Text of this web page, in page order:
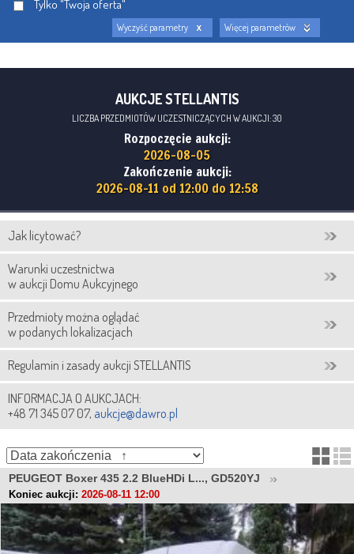
Tylko "Twoja oferta"
Wyczyść parametry Więcej parametrów
AUKCJE STELLANTIS
LICZBA PRZEDMIOTÓW UCZESTNICZĄCYCH W AUKCJI: 30
Rozpoczęcie aukcji:
2026-08-05
Zakończenie aukcji:
2026-08-11 od 12:00 do 12:58
Jak licytować?
Warunki uczestnictwa
w aukcji Domu Aukcyjnego
Przedmioty można oglądać
w podanych lokalizacjach
Regulamin i zasady aukcji STELLANTIS
INFORMACJA O AUKCJACH:
+48 71 345 07 07, aukcje@dawro.pl
PEUGEOT Boxer 435 2.2 BlueHDi L..., GD520YJ
Koniec aukcji: 2026-08-11 12:00